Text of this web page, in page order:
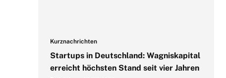
Kurznachrichten
Startups in Deutschland: Wagniskapital
erreicht höchsten Stand seit vier Jahren